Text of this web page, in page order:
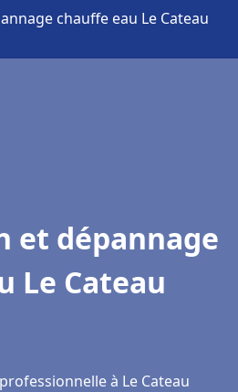
chauffe eau Le Cateau
et dépannage
Le Cateau
à Le Cateau